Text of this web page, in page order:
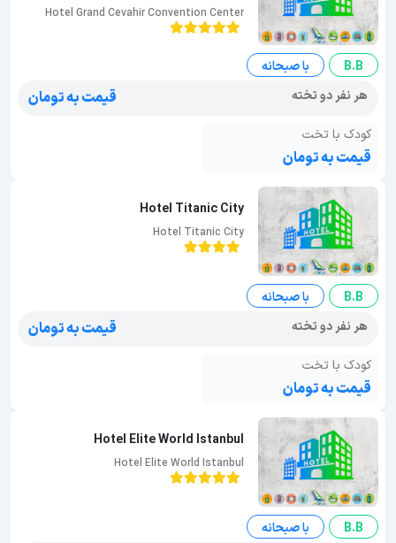
Hotel Grand Cevahir Convention Center
B.B
با صبحانه
هر نفر دو تخته
قیمت به تومان
کودک با تخت
قیمت به تومان
Hotel Titanic City
Hotel Titanic City
B.B
با صبحانه
هر نفر دو تخته
قیمت به تومان
کودک با تخت
قیمت به تومان
Hotel Elite World Istanbul
Hotel Elite World Istanbul
B.B
با صبحانه